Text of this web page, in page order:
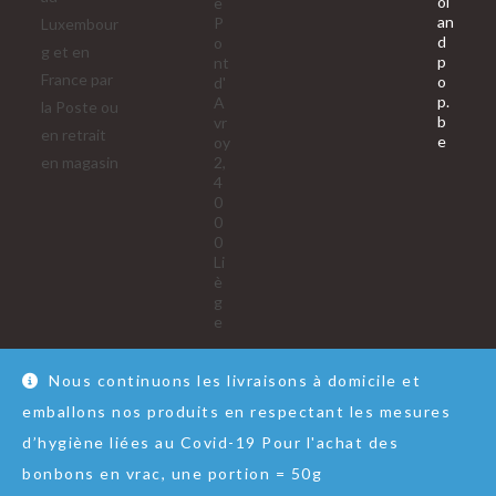
Nous continuons les livraisons à domicile et
emballons nos produits en respectant les mesures
d’hygiène liées au Covid-19 Pour l'achat des
bonbons en vrac, une portion = 50g
Luxembour
g et en
France par
la Poste ou
en retrait
en magasin
P
o
nt
d'
A
vr
oy
2,
4
0
0
0
Li
è
g
e
an
d
p
o
p.
b
eS’ouvre
Nous contacter Conditions Générales de Vente